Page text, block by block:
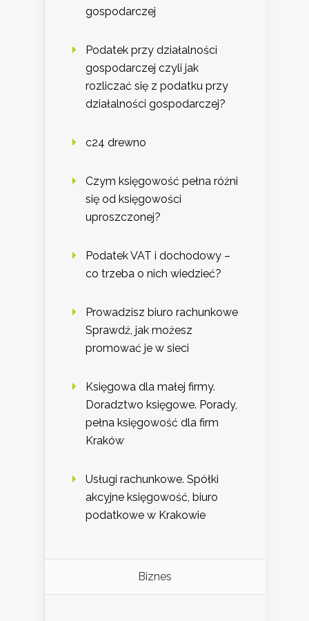
gospodarczej
Podatek przy działalności
gospodarczej czyli jak
rozliczać się z podatku przy
działalności gospodarczej?
c24 drewno
Czym księgowość pełna różni
się od księgowości
uproszczonej?
Podatek VAT i dochodowy –
co trzeba o nich wiedzieć?
Prowadzisz biuro rachunkowe
Sprawdź, jak możesz
promować je w sieci
Księgowa dla małej firmy.
Doradztwo księgowe. Porady,
pełna księgowość dla firm
Kraków
Usługi rachunkowe. Spółki
akcyjne księgowość, biuro
podatkowe w Krakowie
Biznes